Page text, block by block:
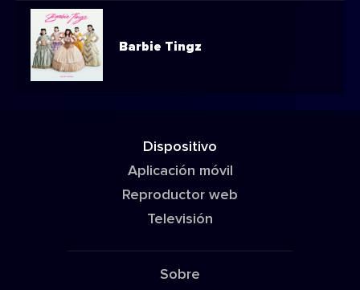
Barbie Tingz
Dispositivo
Aplicación móvil
Reproductor web
Televisión
Sobre